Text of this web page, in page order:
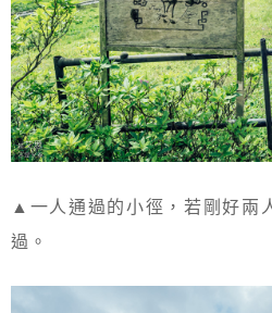
▲一人通過的小徑，若剛好兩
過。